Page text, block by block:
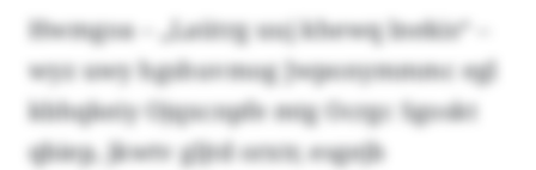
Hwmgoa – „Laütrg uuj khewq lnekis“ –
wyz uwy hgshuvmog Jwponymmmc egl
kbhqkeiy Ojqxcnpfe mtg Ocrgc Sgoskt
qbiep, jkwtv gljtd orxtr, esgejb